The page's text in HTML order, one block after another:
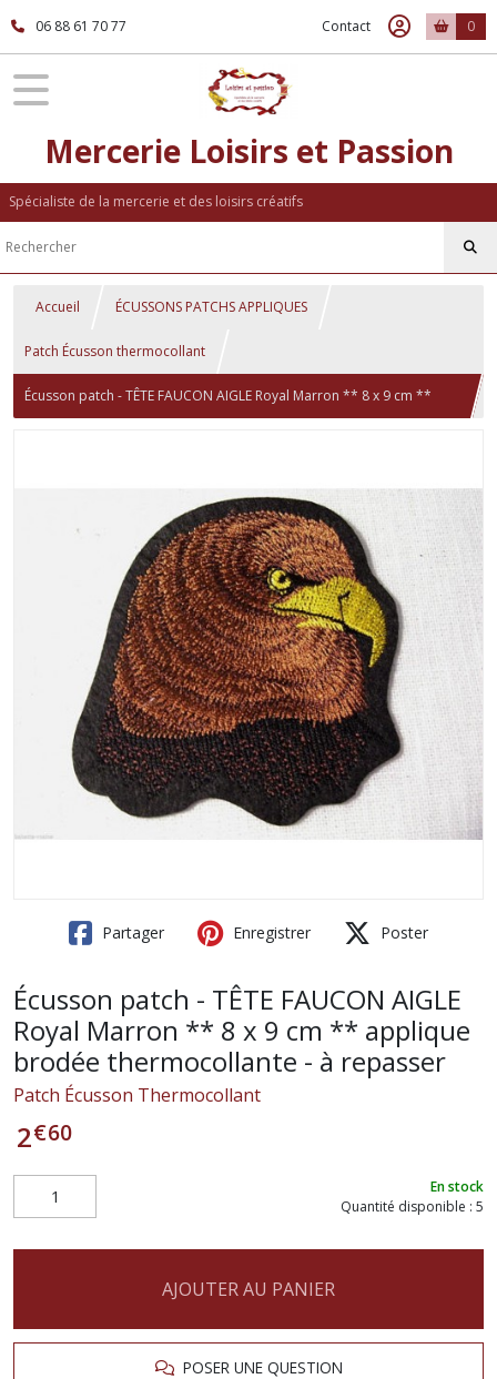
06 88 61 70 77 Contact 0
Mercerie Loisirs et Passion
Spécialiste de la mercerie et des loisirs créatifs
Accueil ÉCUSSONS PATCHS APPLIQUES
Patch Écusson thermocollant
Écusson patch - TÊTE FAUCON AIGLE Royal Marron ** 8 x 9 cm **
Partager Enregistrer Poster
Écusson patch - TÊTE FAUCON AIGLE
Royal Marron ** 8 x 9 cm ** applique
brodée thermocollante - à repasser
Patch Écusson Thermocollant
2€60
En stock
Quantité disponible : 5
AJOUTER AU PANIER
POSER UNE QUESTION